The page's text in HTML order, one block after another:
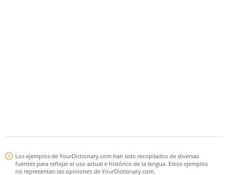
Los ejemplos de YourDictionary.com han sido recopilados de diversas
fuentes para reflejar el uso actual e histórico de la lengua. Estos ejemplos
no representan las opiniones de YourDictionary.com.